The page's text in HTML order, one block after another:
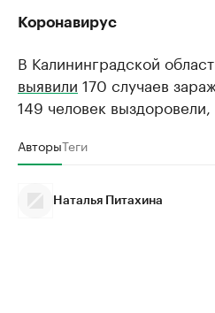
Коронавирус
В Калининградской
выявили 170 случаев
149 человек выздоровели,
АвторыТеги
Наталья Питахина